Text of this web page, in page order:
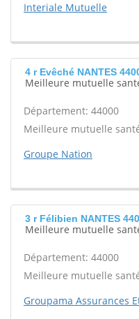
Interiale Mutuelle
4 r Evêché NANTES
Meilleure mutuelle
Département: 44000
Meilleure mutuelle
Groupe Nation
3 r Félibien NANTES
Meilleure mutuelle
Département: 44000
Meilleure mutuelle
Groupama Assurances